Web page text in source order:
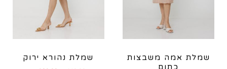
שמלת אמה משבצות
כתום
שמלת נהורא ירוק